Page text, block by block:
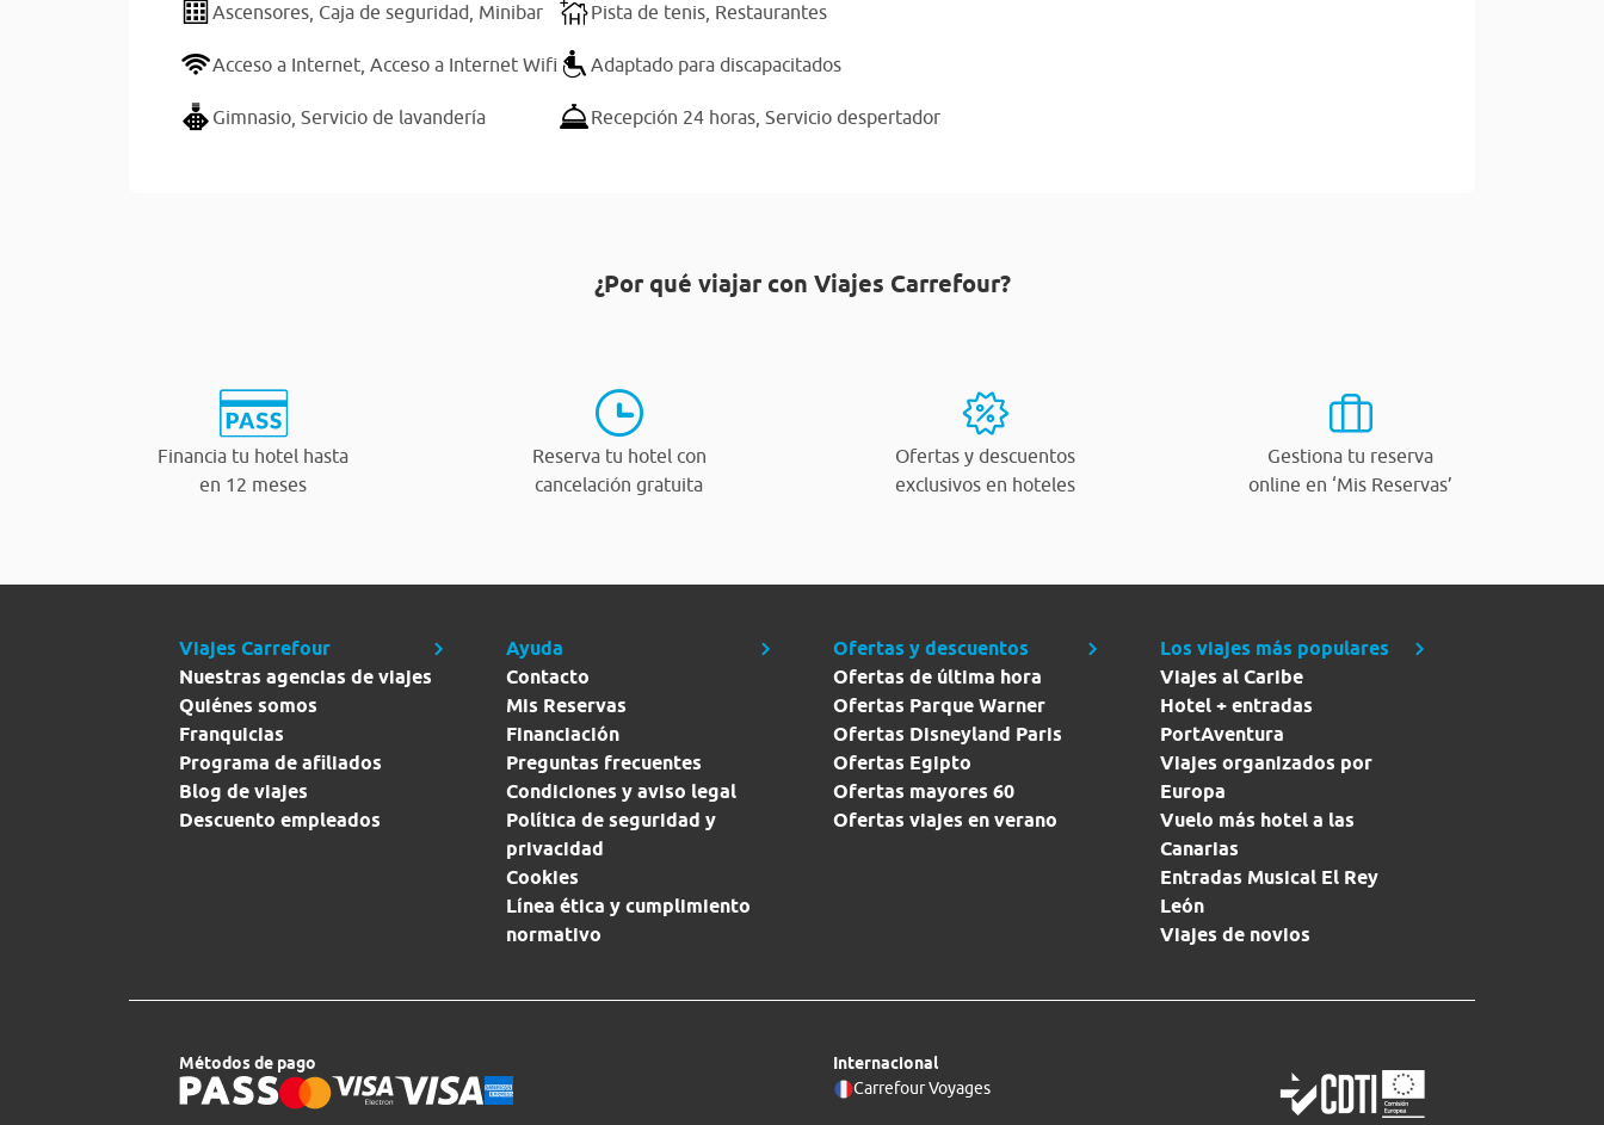
Ascensores, Caja de seguridad, Minibar
Acceso a Internet, Acceso a Internet Wifi
Gimnasio, Servicio de lavandería
Pista de tenis, Restaurantes
Adaptado para discapacitados
Recepción 24 horas, Servicio despertador
¿Por qué viajar con Viajes Carrefour?
Financia tu hotel hasta
en 12 meses
Reserva tu hotel con
cancelación gratuita
Ofertas y descuentos
exclusivos en hoteles
Gestiona tu reserva
online en ‘Mis Reservas’
Viajes Carrefour
Nuestras agencias de viajes
Quiénes somos
Franquicias
Programa de afiliados
Blog de viajes
Descuento empleados
Ayuda
Contacto
Mis Reservas
Financiación
Preguntas frecuentes
Condiciones y aviso legal
Política de seguridad y
privacidad
Cookies
Línea ética y cumplimiento
normativo
Ofertas y descuentos
Ofertas de última hora
Ofertas Parque Warner
Ofertas Disneyland Paris
Ofertas Egipto
Ofertas mayores 60
Ofertas viajes en verano
Los viajes más populares
Viajes al Caribe
Hotel + entradas
PortAventura
Viajes organizados por
Europa
Vuelo más hotel a las
Canarias
Entradas Musical El Rey
León
Viajes de novios
Métodos de pago
Internacional
Carrefour Voyages